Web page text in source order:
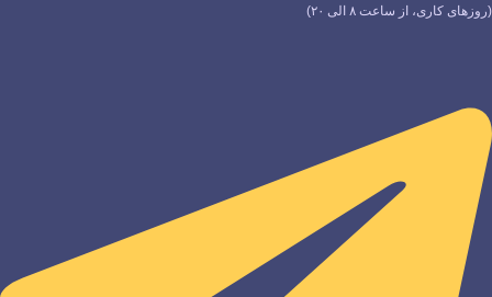
(روزهای کاری، از ساعت ۸ الی ۲۰)